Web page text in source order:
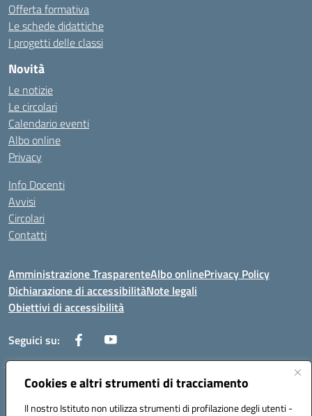
Cookies e altri strumenti di tracciamento
Il nostro Istituto non utilizza strumenti di profilazione degli utenti -
Offerta formativa
Le schede didattiche
I progetti delle classi
Novità
Le notizie
Le circolari
Calendario eventi
Albo online
Privacy
Info Docenti
Avvisi
Circolari
Contatti
Amministrazione TrasparenteAlbo onlinePrivacy Policy
Dichiarazione di accessibilitàNote legali
Obiettivi di accessibilità
Seguici su:
Corso Roma, 1 71100 FOGGIA (FG)
Codice meccanografico: FGPM03000E